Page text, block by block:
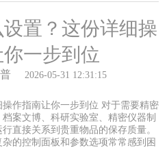
置？这份详细操
一步到位
2026-05-31 12:31:15
作指南让你一步到位 对于需要精密
案文博、科研实验室、精密仪器制
直接关系到贵重物品的保存质量。
的控制面板和参数选项常常感到困